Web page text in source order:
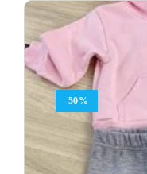
-50%